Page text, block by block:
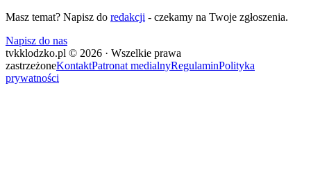
Masz temat? Napisz do redakcji - czekamy na Twoje zgłoszenia.
Napisz do nas
tvkklodzko.pl © 2026 · Wszelkie prawa
zastrzeżoneKontaktPatronat medialnyRegulaminPolityka
prywatności